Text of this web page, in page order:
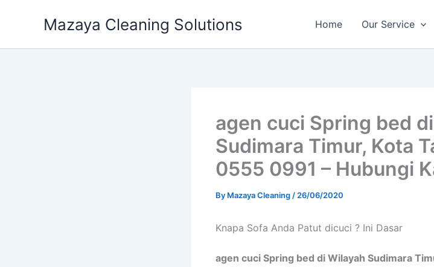
Mazaya Cleaning Solutions Home Our Service
agen cuci Spring bed
Sudimara Timur, Kota
0555 0991 – Hubungi
By Mazaya Cleaning / 26/06/2020
Knapa Sofa Andа Patut dicuci ? Ini Dasar
agen cuci Spring bed di Wilayah Sudimara